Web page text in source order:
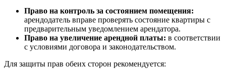
Право на контроль за состоянием помещения:
арендодатель вправе проверять состояние квартиры с
предварительным уведомлением арендатора.
Право на увеличение арендной платы: в соответствии
с условиями договора и законодательством.
Для защиты прав обеих сторон рекомендуется: